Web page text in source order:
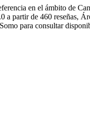
en el ámbito de
partir de 460 reseñas,
para consultar